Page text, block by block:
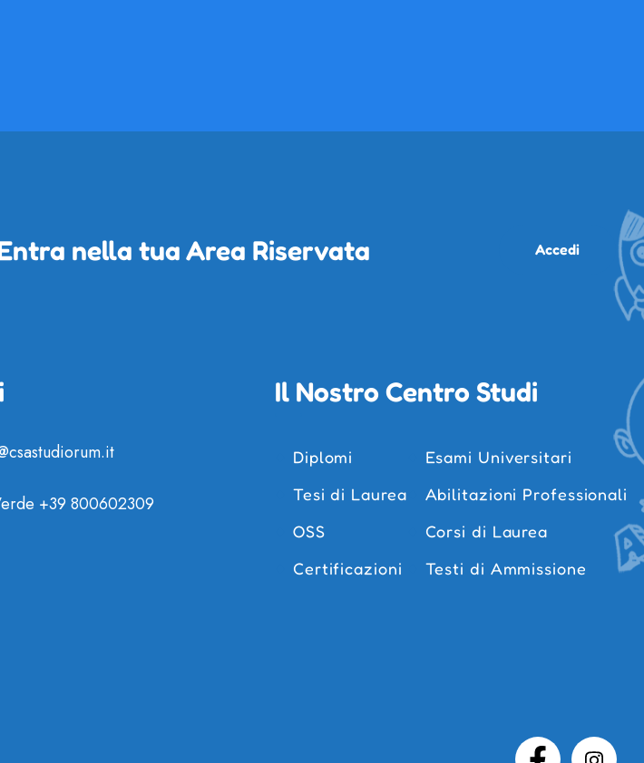
nella tua Area Riservata Accedi
+39 800602309
Il Nostro Centro Studi
Diplomi
Esami Universitari
Tesi di Laurea
Abilitazioni Professionali
OSS
Corsi di Laurea
Certificazioni
Testi di Ammissione